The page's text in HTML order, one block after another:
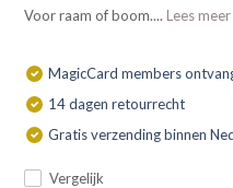
Voor raam of boom.... Lees meer
MagicCard members
14 dagen retourrecht
Gratis verzending binnen
Vergelijk